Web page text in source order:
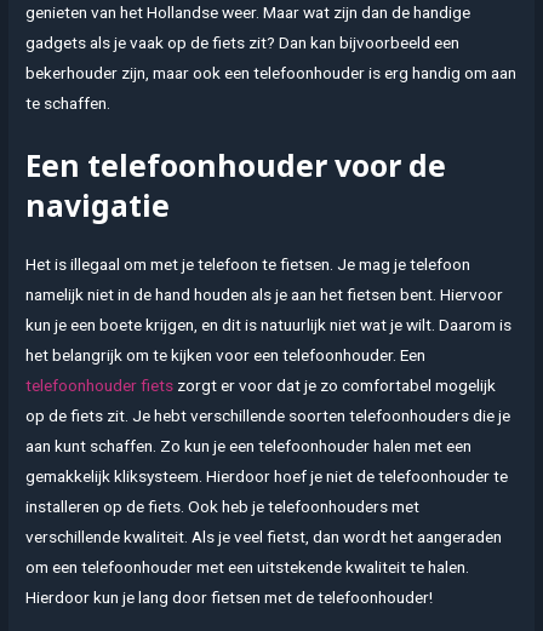
genieten van het Hollandse weer. Maar wat zijn dan de handige
gadgets als je vaak op de fiets zit? Dan kan bijvoorbeeld een
bekerhouder zijn, maar ook een telefoonhouder is erg handig om aan
te schaffen.
Een telefoonhouder voor de
navigatie
Het is illegaal om met je telefoon te fietsen. Je mag je telefoon
namelijk niet in de hand houden als je aan het fietsen bent. Hiervoor
kun je een boete krijgen, en dit is natuurlijk niet wat je wilt. Daarom is
het belangrijk om te kijken voor een telefoonhouder. Een
telefoonhouder fiets zorgt er voor dat je zo comfortabel mogelijk
op de fiets zit. Je hebt verschillende soorten telefoonhouders die je
aan kunt schaffen. Zo kun je een telefoonhouder halen met een
gemakkelijk kliksysteem. Hierdoor hoef je niet de telefoonhouder te
installeren op de fiets. Ook heb je telefoonhouders met
verschillende kwaliteit. Als je veel fietst, dan wordt het aangeraden
om een telefoonhouder met een uitstekende kwaliteit te halen.
Hierdoor kun je lang door fietsen met de telefoonhouder!